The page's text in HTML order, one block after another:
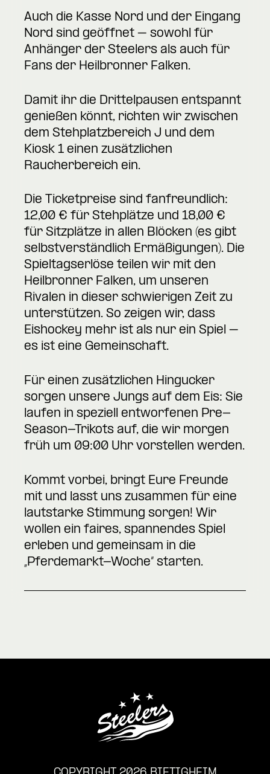
Auch die Kasse Nord und der Eingang
Nord sind geöffnet – sowohl für
Anhänger der Steelers als auch für
Fans der Heilbronner Falken.
Damit ihr die Drittelpausen entspannt
genießen könnt, richten wir zwischen
dem Stehplatzbereich J und dem
Kiosk 1 einen zusätzlichen
Raucherbereich ein.
Die Ticketpreise sind fanfreundlich:
12,00 € für Stehplätze und 18,00 €
für Sitzplätze in allen Blöcken (es gibt
selbstverständlich Ermäßigungen). Die
Spieltagserlöse teilen wir mit den
Heilbronner Falken, um unseren
Rivalen in dieser schwierigen Zeit zu
unterstützen. So zeigen wir, dass
Eishockey mehr ist als nur ein Spiel –
es ist eine Gemeinschaft.
Für einen zusätzlichen Hingucker
sorgen unsere Jungs auf dem Eis: Sie
laufen in speziell entworfenen Pre-
Season-Trikots auf, die wir morgen
früh um 09:00 Uhr vorstellen werden.
Kommt vorbei, bringt Eure Freunde
mit und lasst uns zusammen für eine
lautstarke Stimmung sorgen! Wir
wollen ein faires, spannendes Spiel
erleben und gemeinsam in die
„Pferdemarkt-Woche“ starten.